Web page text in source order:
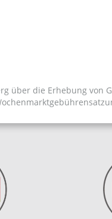
über die Erhebung von